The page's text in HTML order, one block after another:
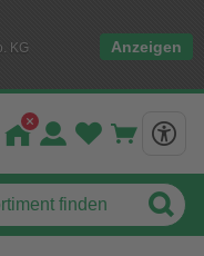
KG
Anzeigen